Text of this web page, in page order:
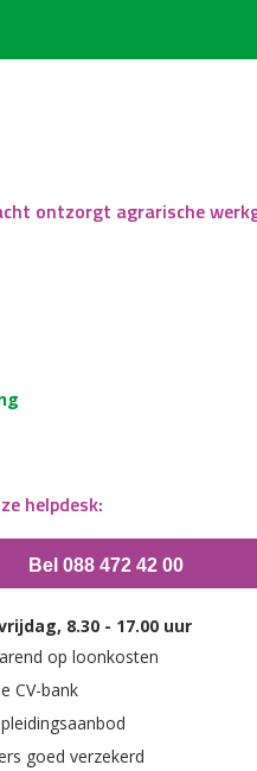
ontzorgt agrarische
helpdesk:
Bel 088 472 42 00
8.30 - 17.00 uur
op loonkosten
CV-bank
goed verzekerd